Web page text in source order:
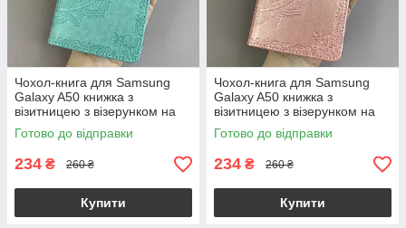
Чохол-книга для Samsung
Galaxy A50 книжка з
візитницею з візерунком на
телефон самсунг а50
бірюзова art
Готово до відправки
234 ₴ 260 ₴
Купити
Чохол-книга для Samsung
Galaxy A50 книжка з
візитницею з візерунком на
телефон самсунг а50 рожева
art
Готово до відправки
234 ₴ 260 ₴
Купити